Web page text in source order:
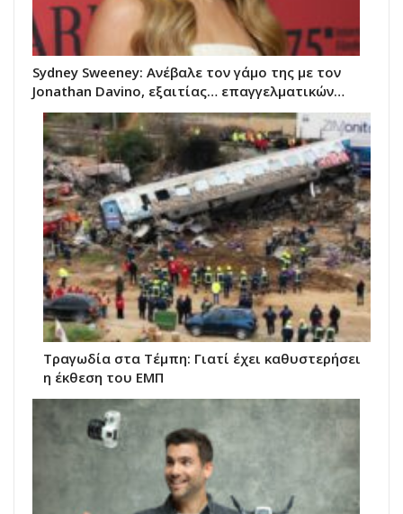
Sydney Sweeney: Ανέβαλε τον γάμο της με τον
Jonathan Davino, εξαιτίας… επαγγελματικών…
Τραγωδία στα Τέμπη: Γιατί έχει καθυστερήσει
η έκθεση του ΕΜΠ